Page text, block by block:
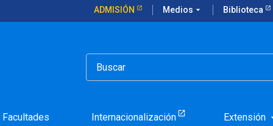
ADMISIÓN Medios arrow_drop_down Biblioteca
Facultades Internacionalización Extensión